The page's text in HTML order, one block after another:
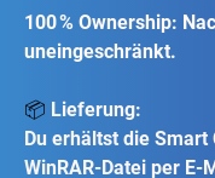
100 % Ownership:
uneingeschränkt.
📦 Lieferung:
Du erhältst die
WinRAR-Datei per E-